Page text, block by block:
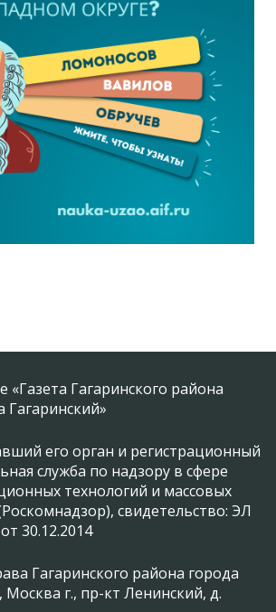
«Газета Гагаринского района
Гагаринский»
его орган и регистрационный
служба по надзору в сфере
технологий и массовых
свидетельство: ЭЛ
30.12.2014
Гагаринского района города
г., пр-кт Ленинский, д.